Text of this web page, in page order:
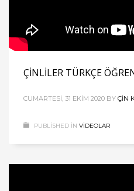
ÇİNLİLER TÜRKÇE
CUMARTESI, 31 EKIM 2020 BY ÇIN
PUBLISHED IN VIDEOLAR